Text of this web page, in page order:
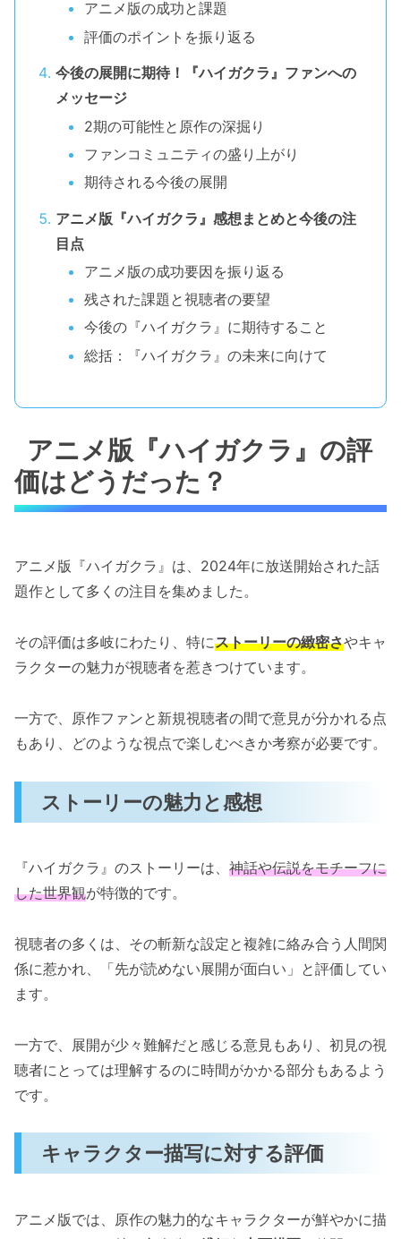
アニメ版の成功と課題
評価のポイントを振り返る
今後の展開に期待！『ハイガクラ』ファンへの
メッセージ
2期の可能性と原作の深掘り
ファンコミュニティの盛り上がり
期待される今後の展開
アニメ版『ハイガクラ』感想まとめと今後の注
目点
アニメ版の成功要因を振り返る
残された課題と視聴者の要望
今後の『ハイガクラ』に期待すること
総括：『ハイガクラ』の未来に向けて
アニメ版『ハイガクラ』の評
価はどうだった？
アニメ版『ハイガクラ』は、2024年に放送開始された話
題作として多くの注目を集めました。
その評価は多岐にわたり、特にストーリーの緻密さやキャ
ラクターの魅力が視聴者を惹きつけています。
一方で、原作ファンと新規視聴者の間で意見が分かれる点
もあり、どのような視点で楽しむべきか考察が必要です。
ストーリーの魅力と感想
『ハイガクラ』のストーリーは、 神話や伝説をモチーフに
した世界観が特徴的です。
視聴者の多くは、その斬新な設定と複雑に絡み合う人間関
係に惹かれ、「先が読めない展開が面白い」と評価してい
ます。
一方で、展開が少々難解だと感じる意見もあり、初見の視
聴者にとっては理解するのに時間がかかる部分もあるよう
です。
キャラクター描写に対する評価
アニメ版では、原作の魅力的なキャラクターが鮮やかに描